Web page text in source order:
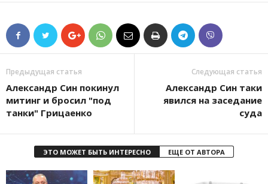
Предыдущая статья
Александр Син покинул
митинг и бросил "под
танки" Грицаенко
Следующая статья
Александр Син таки
явился на заседание
суда
ЭТО МОЖЕТ БЫТЬ ИНТЕРЕСНО ЕЩЕ ОТ АВТОРА